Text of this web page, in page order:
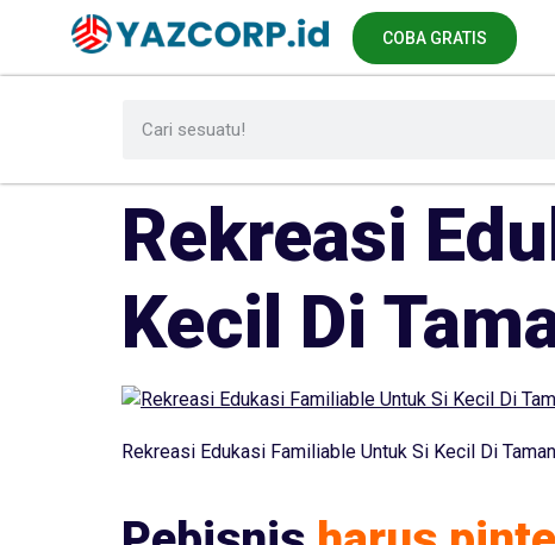
COBA GRATIS
Rekreasi
Kecil Di
Rekreasi Edukasi Familiable Untuk Si Kecil Di